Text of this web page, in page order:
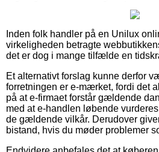
Inden folk handler på en Unilux
virkeligheden betragte
det er dog i mange tilfælde en
Et alternativt forslag kunne derfor
forretningen er e-mærket, fordi det
på at e-firmaet forstår gældende
med at e-handlen løbende
de gældende vilkår. Derudover
bistand, hvis du møder problemer